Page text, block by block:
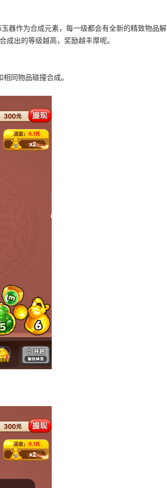
器作为合成元素，每一级都会有全新的精致物品解
成出的等级越高，奖励越丰厚呢。
同物品碰撞合成。